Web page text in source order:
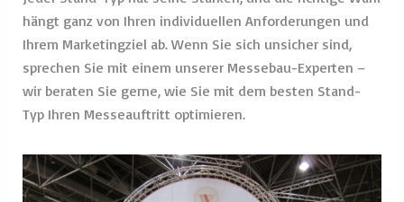
Sehen Sie sich unsere Messestand-Designs
an!